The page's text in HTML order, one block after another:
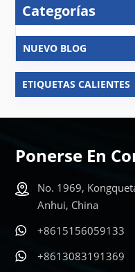
Categorías
NUEVO BLOG
ETIQUETAS CALIENTES
Ponerse En
No. 1969,
Anhui, China
+8615156059133
+8613083191369